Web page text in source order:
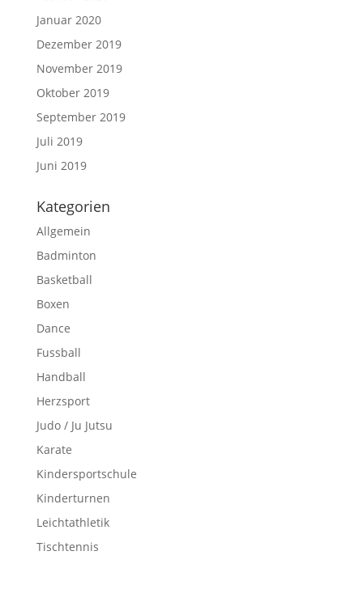
Januar 2020
Dezember 2019
November 2019
Oktober 2019
September 2019
Juli 2019
Juni 2019
Kategorien
Allgemein
Badminton
Basketball
Boxen
Dance
Fussball
Handball
Herzsport
Judo / Ju Jutsu
Karate
Kindersportschule
Kinderturnen
Leichtathletik
Tischtennis